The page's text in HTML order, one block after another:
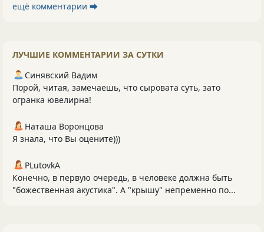
ещё комментарии ⮕
ЛУЧШИЕ КОММЕНТАРИИ ЗА СУТКИ
Синявский Вадим
Порой, читая, замечаешь, что сыровата суть, зато
огранка ювелирна!
Наташа Воронцова
Я знала, что Вы оцените)))
PLutоvkА
Конечно, в первую очередь, в человеке должна быть
"божественная акустика". А "крышу" непременно по...